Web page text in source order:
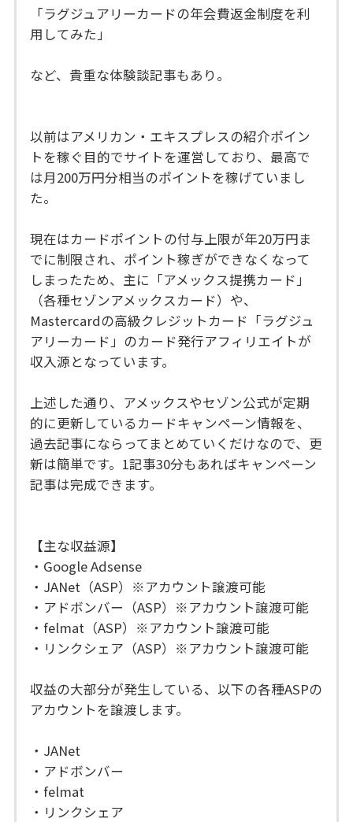
「ラグジュアリーカードの年会費返金制度を利
用してみた」
など、貴重な体験談記事もあり。
以前はアメリカン・エキスプレスの紹介ポイン
トを稼ぐ目的でサイトを運営しており、最高で
は月200万円分相当のポイントを稼げていまし
た。
現在はカードポイントの付与上限が年20万円ま
でに制限され、ポイント稼ぎができなくなって
しまったため、主に「アメックス提携カード」
（各種セゾンアメックスカード）や、
Mastercardの高級クレジットカード「ラグジュ
アリーカード」のカード発行アフィリエイトが
収入源となっています。
上述した通り、アメックスやセゾン公式が定期
的に更新しているカードキャンペーン情報を、
過去記事にならってまとめていくだけなので、更
新は簡単です。1記事30分もあればキャンペーン
記事は完成できます。
【主な収益源】
・Google Adsense
・JANet（ASP）※アカウント譲渡可能
・アドボンバー（ASP）※アカウント譲渡可能
・felmat（ASP）※アカウント譲渡可能
・リンクシェア（ASP）※アカウント譲渡可能
収益の大部分が発生している、以下の各種ASPの
アカウントを譲渡します。
・JANet
・アドボンバー
・felmat
・リンクシェア